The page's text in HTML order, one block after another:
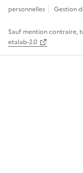
personnelles
Gestion
Sauf mention contraire,
etalab-2.0